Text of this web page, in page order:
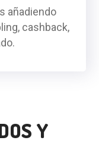
añadiendo
cashback,
Y